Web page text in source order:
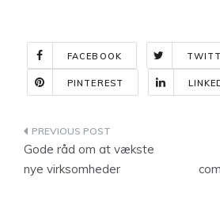
FACEBOOK
PINTEREST
Indlægsnavigation
Gode råd om at vækste
nye virksomheder